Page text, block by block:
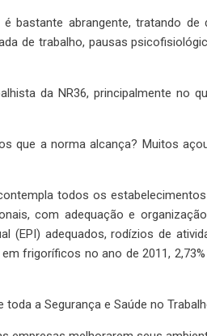
bastante abrangente, tratando
de trabalho, pausas
da NR36, principalmente
que a norma alcança? Muitos
todos os
com adequação e
(EPI) adequados, rodízios de
frigoríficos no ano de 2011,
a Segurança e Saúde no